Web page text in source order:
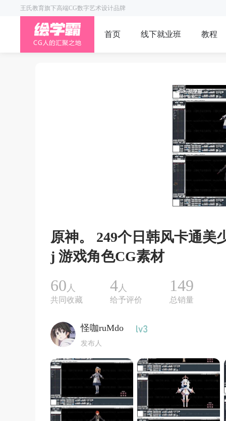
王氏教育旗下高端CG数字艺术设计品牌
首页 线下就业班 教程
原神。 249个日韩风卡通
j 游戏角色CG素材
60 人
共同收藏
4人
给予评价
149
总销量
怪咖ruMdo
发布人